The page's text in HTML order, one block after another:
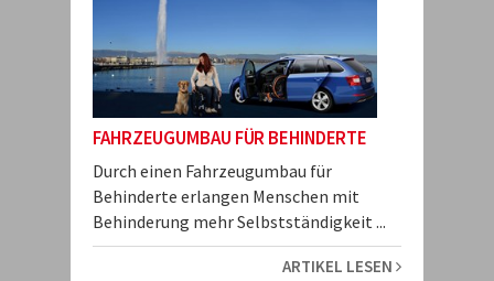
FAHRZEUGUMBAU FÜR BEHINDERTE
Durch einen Fahrzeugumbau für
Behinderte erlangen Menschen mit
Behinderung mehr Selbstständigkeit ...
ARTIKEL LESEN